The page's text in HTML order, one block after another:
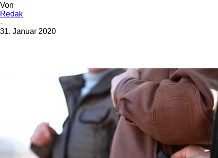
Von
Redak
-
31. Januar 2020